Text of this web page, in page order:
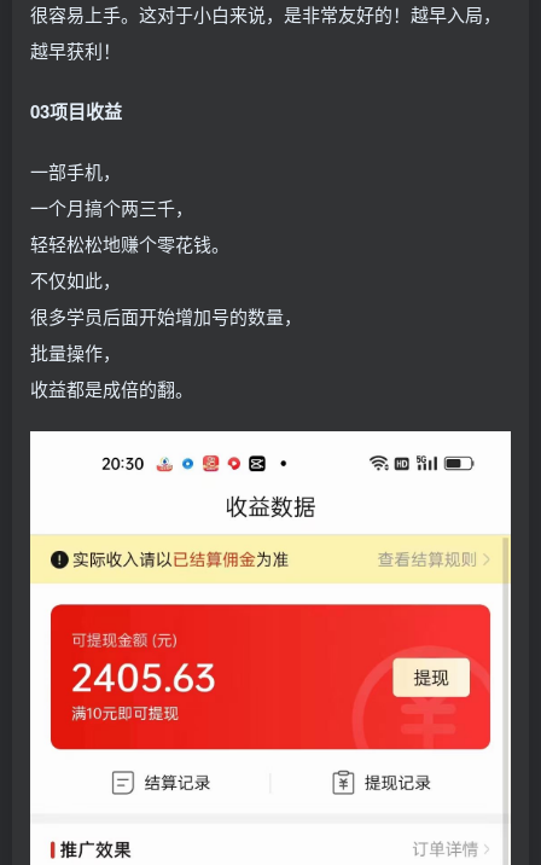
很容易上手。这对于小白来说，是非常友好的！越早入局，
越早获利！
03项目收益
一部手机，
一个月搞个两三千，
轻轻松松地赚个零花钱。
不仅如此，
很多学员后面开始增加号的数量，
批量操作，
收益都是成倍的翻。